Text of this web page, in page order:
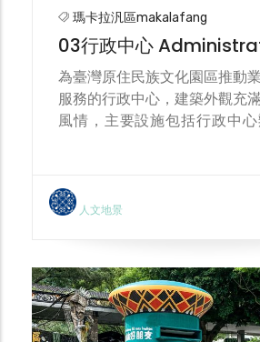
many glass beads. Just
concept of homogeneity
earth, and mother nature
living creatures. Similarly, the
relationship between
瑪卡拉汎區makalafang
03行政中心
為臺灣原住民族文化園區推動
服務的行政中心，建築外觀充
風情，主要設施包括行政中心
Peoples Cultural
the Council of
hub for the preservation,
and promotion of
including ballads, rituals,
人文地景